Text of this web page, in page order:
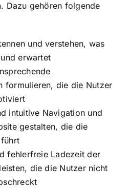
Dazu gehören folgende
und verstehen, was
erwartet
formulieren, die die Nutzer
intuitive Navigation und
gestalten, die die
fehlerfreie Ladezeit der
die die Nutzer nicht